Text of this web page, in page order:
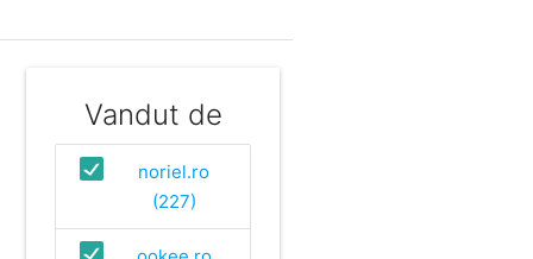
Vandut de
noriel.ro
(227)